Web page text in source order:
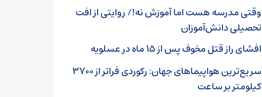
وقتی مدرسه هست اما آموزش نه!/ روایتی از افت
تحصیلی دانش‌آموزان
افشای راز قتل مخوف پس از ۱۵ ماه در عسلویه
سریع‌ترین هواپیماهای جهان: رکوردی فراتر از ۳۷۰۰
کیلومتر بر ساعت